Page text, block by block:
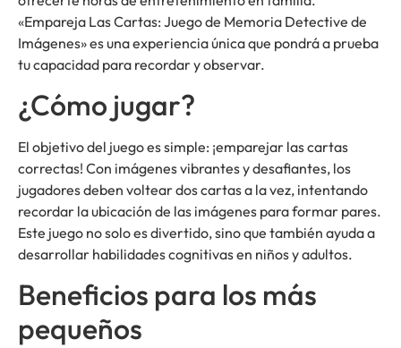
«Empareja Las Cartas: Juego de Memoria Detective de
Imágenes» es una experiencia única que pondrá a prueba
tu capacidad para recordar y observar.
¿Cómo jugar?
El objetivo del juego es simple: ¡emparejar las cartas
correctas! Con imágenes vibrantes y desafiantes, los
jugadores deben voltear dos cartas a la vez, intentando
recordar la ubicación de las imágenes para formar pares.
Este juego no solo es divertido, sino que también ayuda a
desarrollar habilidades cognitivas en niños y adultos.
Beneficios para los más
pequeños